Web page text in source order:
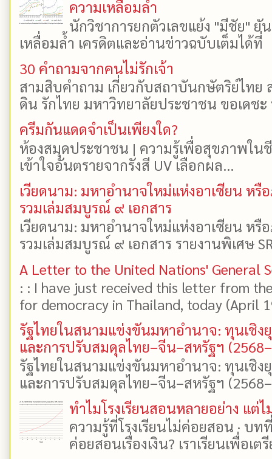
ความเหลื่อมล้ำ
นักวิชาการยกตัวเลขแย้ง "มีชัย"
เหลื่อมล้ำ เครดิตและอ่านข่าวฉบับเต็มได้
30 คำถามจากคนไม่รักเจ้า
สามสิบคำถาม เกี่ยวกับสถาบันกษัตริย์ไทย
ดิน รักไทย มหาวิทยาลัยประชาชน ขอเดช
ครีมกันแดดจำเป็นเพียงใด?
ห้องสมุดประชาชน | ความรู้เพื่อสุขภาพใน
เข้าใจอันตรายจากรังสี UV เลือกผล...
เวียดนาม: มหาอำนาจใหม่แห่งอาเซียน ห
รวมเล่มสมบูรณ์ ๙ เอกสาร
เวียดนาม: มหาอำนาจใหม่แห่งอาเซียน ห
รวมเล่มสมบูรณ์ ๙ เอกสาร รายงานพิเศษ
A Letter to the United Nations' General
: : I have just received this letter from
for democracy in Thailand, today (April
รัฐไทยในสนามแข่งขันมหาอำนาจ: ทุนเชิง
และการปรับสมดุลไทย–จีน–สหรัฐฯ
รัฐไทยในสนามแข่งขันมหาอำนาจ: ทุนเชิง
และการปรับสมดุลไทย–จีน–สหรัฐฯ
ทำไมโรงเรียนสอนหลายอย่าง แต่ไ
ความรู้ที่โรงเรียนไม่ค่อยสอน · บ
ค่อยสอนเรื่องเงิน? เราเรียนเพื่อเต